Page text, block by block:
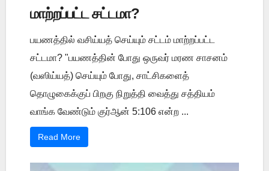
மாற்றப்பட்ட சட்டமா?
பயணத்தில் வசிய்யத் செய்யும் சட்டம் மாற்றப்பட்ட
சட்டமா? "பயணத்தின் போது ஒருவர் மரண சாசனம்
(வஸிய்யத்) செய்யும் போது, சாட்சிகளைத்
தொழுகைக்குப் பிறகு நிறுத்தி வைத்து சத்தியம்
வாங்க வேண்டும் குர்ஆன் 5:106 என்ற ...
Read More